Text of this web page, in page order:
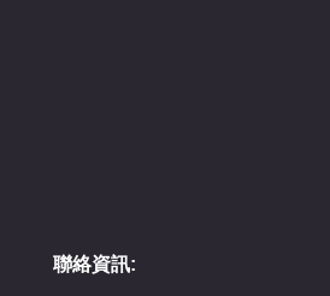
聯絡資訊: